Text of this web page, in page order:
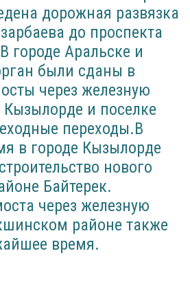
дорожная развязка
до проспекта
городе Аральске и
были сданы в
через железную
Кызылорде и поселке
переходы.В
в городе Кызылорде
нового
Байтерек.
через железную
районе также
время.